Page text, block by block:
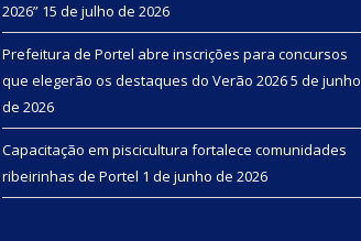
2026” 15 de julho de 2026
Prefeitura de Portel abre inscrições para concursos
que elegerão os destaques do Verão 20265 de junho
de 2026
Capacitação em piscicultura fortalece comunidades
ribeirinhas de Portel 1 de junho de 2026